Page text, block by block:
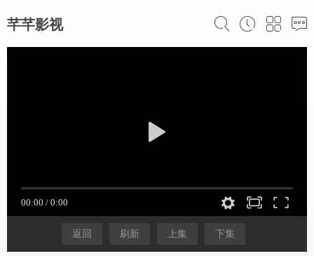
芊芊影视
返回 刷新 上集 下集